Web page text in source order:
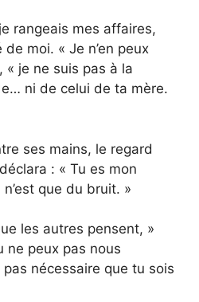
rangeais mes affaires,
de moi. « Je n’en peux
« je ne suis pas à la
ni de celui de ta mère.
ses mains, le regard
: « Tu es mon
que du bruit. »
les autres pensent, »
ne peux pas nous
pas nécessaire que tu sois